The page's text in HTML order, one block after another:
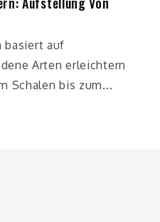
basiert auf
Arten erleichtern
Schalen bis zum...